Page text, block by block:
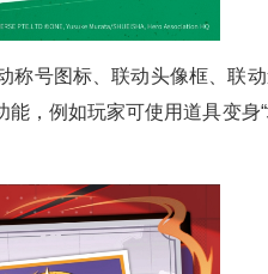
称号图标、联动头像框、联
，例如玩家可使用道具变身